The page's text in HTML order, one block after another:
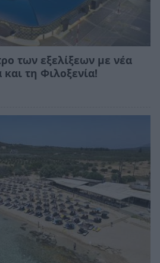
των εξελίξεων με νέα
τη Φιλοξενία!